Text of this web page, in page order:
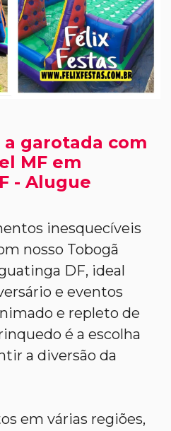
a garotada com
MF em
- Alugue
inesquecíveis
nosso Tobogã
DF, ideal
e eventos
e repleto de
é a escolha
a diversão da
em várias regiões,